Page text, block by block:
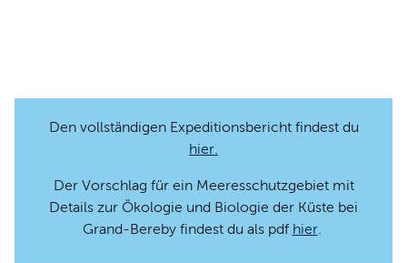
Den vollständigen Expeditionsbericht findest du
hier.
Der Vorschlag für ein Meeresschutzgebiet mit
Details zur Ökologie und Biologie der Küste bei
Grand-Bereby findest du als pdf hier.